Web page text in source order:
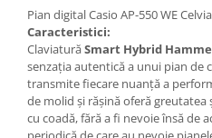
Protectii antifonice pentru
Rack studio
Recordere de studio
Recordere portabile
Sintetizatoare
Standuri si stative de monitoare
Pian digital Casio AP-550 WE
Caracteristici:
ClaviaturăSmart Hybrid
senzația autentică a unui pian de
transmite fiecare nuanță a
de molid și rășină oferă
cu coadă, fără a fi nevoie însă de